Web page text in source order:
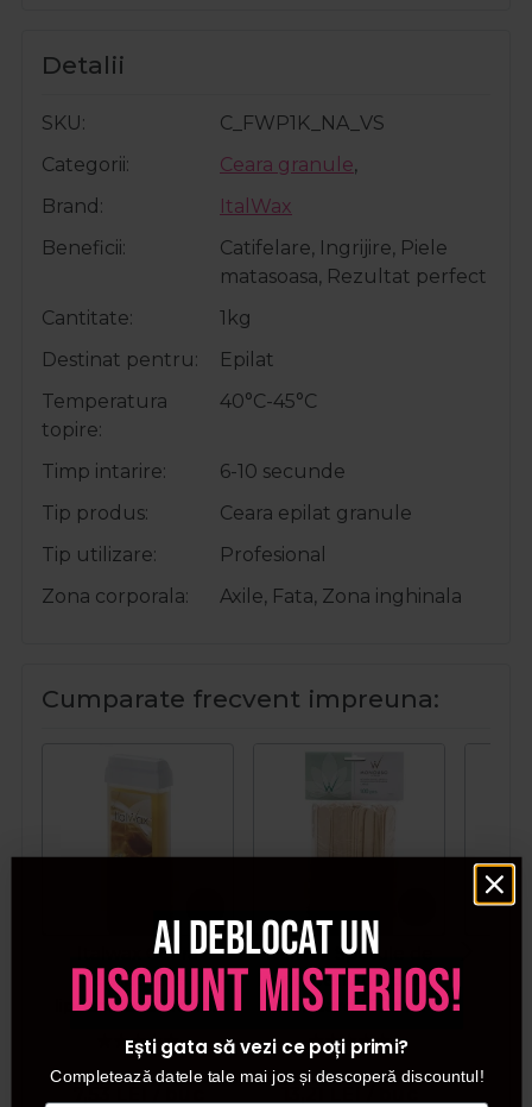
Detalii
SKU
C_FWP1K_NA_VS
Categorii
Ceara granule,
Brand
ItalWax
Beneficii
Catifelare, Ingrijire, Piele
matasoasa, Rezultat perfect
Cantitate
1kg
Destinat pentru
Epilat
Temperatura
topire
40°C-45°C
Timp intarire
6-10 secunde
Tip produs
Ceara epilat granule
Tip utilizare
Profesional
Zona corporala
Axile, Fata, Zona inghinala
Cumparate frecvent impreuna:
Italwax Ceara
epilatoare
liposolubila Honey
7,53
Italwax Spatule de
lemn pentru epilat -
Standard 100buc
13,21
Ai deblocat un
discount misterios!
Ești gata să vezi ce poți primi?
Completează datele tale mai jos și descoperă discountul!